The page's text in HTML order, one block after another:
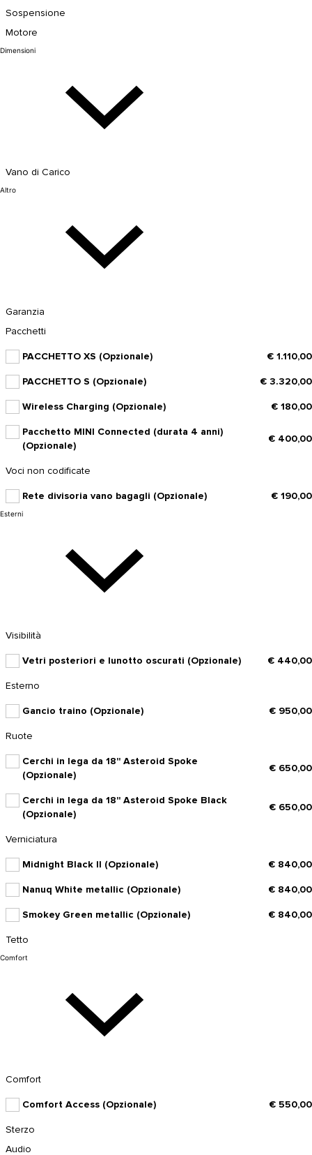
Sospensione
Motore
Dimensioni
Vano di Carico
Altro
Garanzia
Pacchetti
PACCHETTO XS (Opzionale) € 1.110,00
PACCHETTO S (Opzionale) € 3.320,00
Wireless Charging (Opzionale) € 180,00
Pacchetto MINI Connected (durata 4 anni)
(Opzionale)
€ 400,00
Voci non codificate
Rete divisoria vano bagagli (Opzionale) € 190,00
Esterni
Visibilità
Vetri posteriori e lunotto oscurati (Opzionale) € 440,00
Esterno
Gancio traino (Opzionale) € 950,00
Ruote
Cerchi in lega da 18'' Asteroid Spoke
(Opzionale)
€ 650,00
Cerchi in lega da 18'' Asteroid Spoke Black
(Opzionale)
€ 650,00
Verniciatura
Midnight Black II (Opzionale) € 840,00
Nanuq White metallic (Opzionale) € 840,00
Smokey Green metallic (Opzionale) € 840,00
Tetto
Comfort
Comfort
Comfort Access (Opzionale) € 550,00
Sterzo
Audio